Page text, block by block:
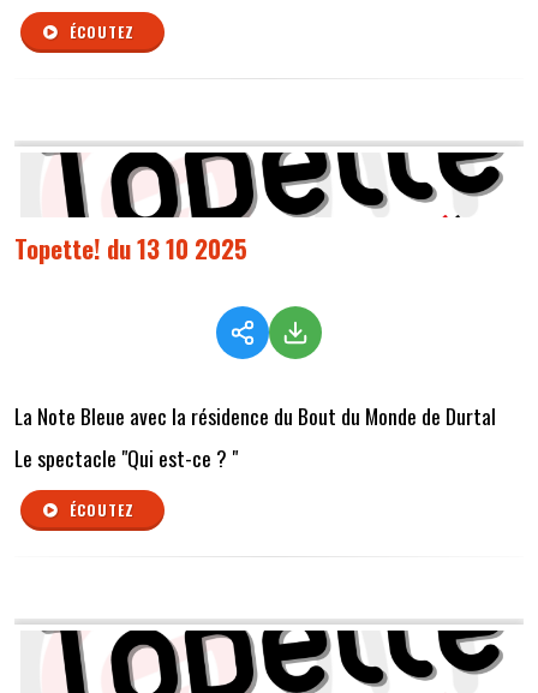
ÉCOUTEZ
Topette! du 13 10 2025
La Note Bleue avec la résidence du Bout du Monde de Durtal
Le spectacle "Qui est-ce ? "
ÉCOUTEZ